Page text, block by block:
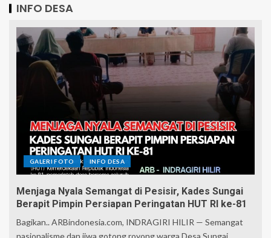
INFO DESA
GALERI FOTO INFO DESA
Menjaga Nyala Semangat di Pesisir, Kades Sungai
Berapit Pimpin Persiapan Peringatan HUT RI ke-81
Bagikan.. ARBindonesia.com, INDRAGIRI HILIR — Semangat